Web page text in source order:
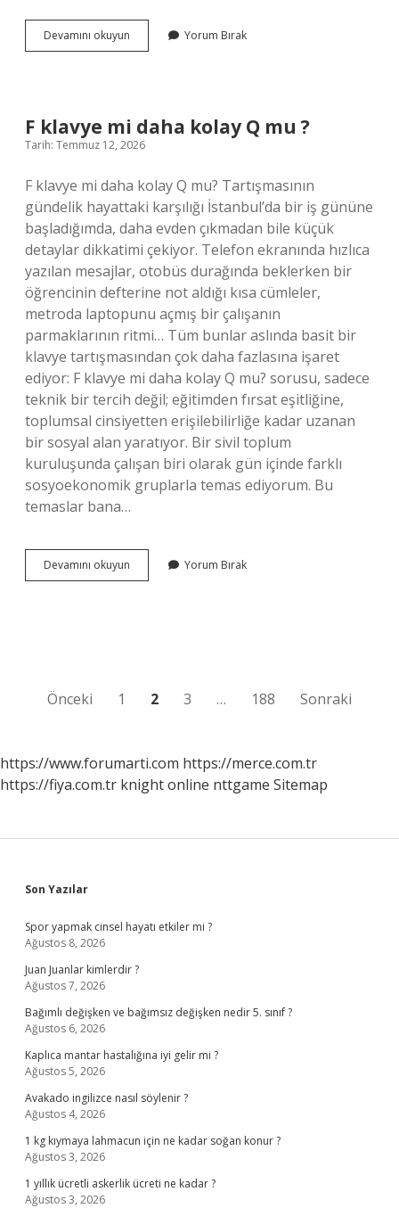
Devamını okuyun
kaç
Yorum Bırak
F klavye mi daha kolay Q mu ?
Tarih: Temmuz 12, 2026
F klavye mi daha kolay Q mu? Tartışmasının
gündelik hayattaki karşılığı İstanbul’da bir iş gününe
başladığımda, daha evden çıkmadan bile küçük
detaylar dikkatimi çekiyor. Telefon ekranında hızlıca
yazılan mesajlar, otobüs durağında beklerken bir
öğrencinin defterine not aldığı kısa cümleler,
metroda laptopunu açmış bir çalışanın
parmaklarının ritmi… Tüm bunlar aslında basit bir
klavye tartışmasından çok daha fazlasına işaret
ediyor: F klavye mi daha kolay Q mu? sorusu, sadece
teknik bir tercih değil; eğitimden fırsat eşitliğine,
toplumsal cinsiyetten erişilebilirliğe kadar uzanan
bir sosyal alan yaratıyor. Bir sivil toplum
kuruluşunda çalışan biri olarak gün içinde farklı
sosyoekonomik gruplarla temas ediyorum. Bu
temaslar bana…
Devamını okuyun
klavye
Yorum Bırak
Yazı
Önceki 1 2 3 … 188 Sonraki
https://www.forumarti.com https://merce.com.tr
https://fiya.com.tr knight online nttgame Sitemap
Sidebar
Son Yazılar
Spor yapmak cinsel hayatı etkiler mi ?
Ağustos 8, 2026
Juan Juanlar kimlerdir ?
Ağustos 7, 2026
Bağımlı değişken ve bağımsız değişken nedir 5. sınıf ?
Ağustos 6, 2026
Kaplıca mantar hastalığına iyi gelir mi ?
Ağustos 5, 2026
Avakado ingilizce nasıl söylenir ?
Ağustos 4, 2026
1 kg kıymaya lahmacun için ne kadar soğan konur ?
Ağustos 3, 2026
1 yıllık ücretli askerlik ücreti ne kadar ?
Ağustos 3, 2026